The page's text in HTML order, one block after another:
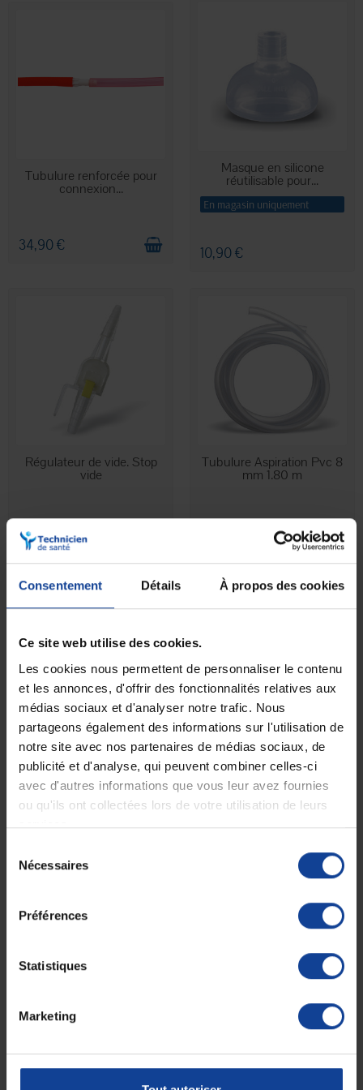
Consentement Détails À propos des cookies
Ce site web utilise des cookies.
Les cookies nous permettent de personnaliser le contenu
et les annonces, d'offrir des fonctionnalités relatives aux
médias sociaux et d'analyser notre trafic. Nous
partageons également des informations sur l'utilisation de
notre site avec nos partenaires de médias sociaux, de
publicité et d'analyse, qui peuvent combiner celles-ci
avec d'autres informations que vous leur avez fournies
ou qu'ils ont collectées lors de votre utilisation de leurs
services.
Nécessaires
Préférences
Statistiques
Marketing
EN STOCK
Tubulure renforcée pour
connexion...
34,90 €
Masque en silicone
réutilisable pour...
En magasin uniquement
10,90 €
EN STOCK
Régulateur de vide. Stop
vide
à partir de 2,20 €
EN STOCK
Tubulure Aspiration Pvc 8
mm 1.80 m
EN STOCK
Raccord mâle pour poche
jetable
7,20 €
Sonde Aspiration Tracheo
Bronchique -...
0,40 €
EN STOCK
Sonde Aspiration Tracheo Sonde d'aspiration
trachéo-bronchique...